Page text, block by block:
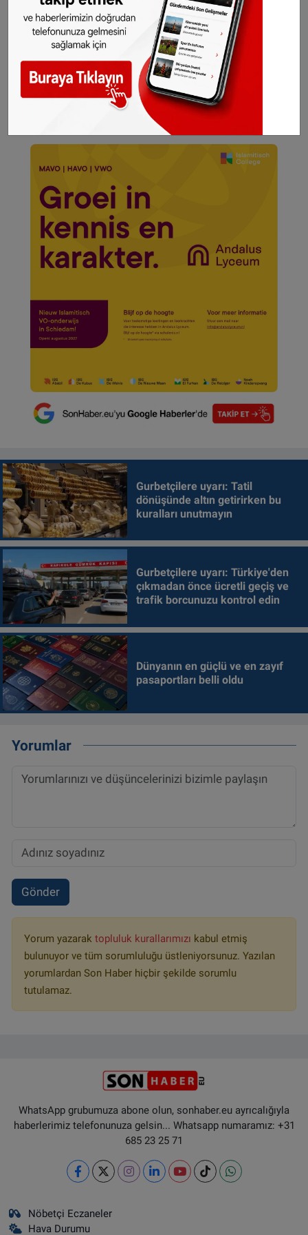
gelsin!Abone olmak için tıklayın
Sitemizde yayımlanan haberlerin her türlü
hakkıSONHABER.eu
’ya aittir. Haberin linki
kaynak olarak gösterilmeden alınan haberler
için hukuki işlem başlatılacaktır.
Gurbetçilere uyarı: Tatil
dönüşünde altın getirirken bu
kuralları unutmayın
Gurbetçilere uyarı: Türkiye'den
çıkmadan önce ücretli geçiş ve
trafik borcunuzu kontrol edin
Dünyanın en güçlü ve en zayıf
pasaportları belli oldu
Yorumlar
Gönder
Yorum yazarak topluluk kurallarımızı kabul etmiş
bulunuyor ve tüm sorumluluğu üstleniyorsunuz. Yazılan
yorumlardan Son Haber hiçbir şekilde sorumlu
tutulamaz.
WhatsApp grubumuza abone olun, sonhaber.eu ayrıcalığıyla
haberlerimiz telefonunuza gelsin... Whatsapp numaramız: +31
685 23 25 71
Nöbetçi Eczaneler
Hava Durumu